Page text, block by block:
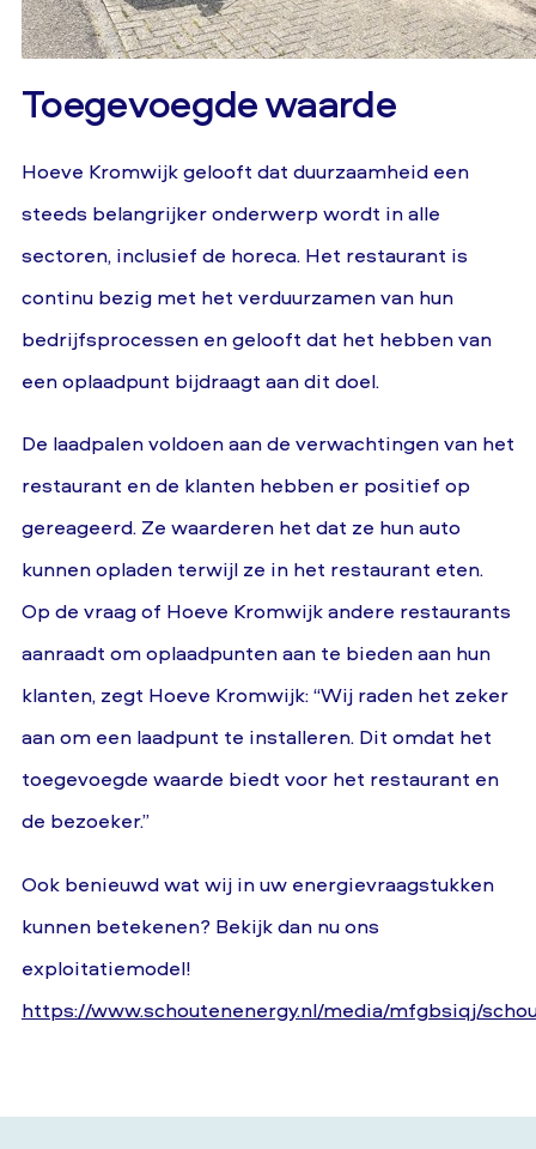
Toegevoegde waarde
Hoeve Kromwijk gelooft dat duurzaamheid een
steeds belangrijker onderwerp wordt in alle
sectoren, inclusief de horeca. Het restaurant is
continu bezig met het verduurzamen van hun
bedrijfsprocessen en gelooft dat het hebben van
een oplaadpunt bijdraagt aan dit doel.
De laadpalen voldoen aan de verwachtingen van het
restaurant en de klanten hebben er positief op
gereageerd. Ze waarderen het dat ze hun auto
kunnen opladen terwijl ze in het restaurant eten.
Op de vraag of Hoeve Kromwijk andere restaurants
aanraadt om oplaadpunten aan te bieden aan hun
klanten, zegt Hoeve Kromwijk: “Wij raden het zeker
aan om een laadpunt te installeren. Dit omdat het
toegevoegde waarde biedt voor het restaurant en
de bezoeker.”
Ook benieuwd wat wij in uw energievraagstukken
kunnen betekenen? Bekijk dan nu ons
exploitatiemodel!
https://www.schoutenenergy.nl/media/mfgbsiqj/